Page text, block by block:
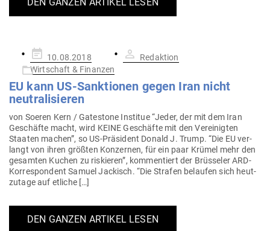
Gepostet
am
10.08.2018
Redaktion
Wirtschaft & Finanzen
EU kann US-Sank­tionen gegen Iran nicht
neutralisieren
von Soeren Kern / Gatestone Institue “Jeder, der mit dem Iran
Geschäfte macht, wird KEINE Geschäfte mit den Ver­ei­nigten
Staaten machen”, so US-Prä­­sident Donald J. Trump. “Die EU ver­
langt von ihren größten Kon­zernen, für ein paar Krümel mehr den
gesamten Kuchen zu ris­kieren”, kom­men­tiert der Brüs­seler ARD-
Kor­­re­spondent Samuel Jackisch. “Die Strafen belaufen sich heut­
zutage auf etliche […]
DEN GANZEN ARTIKEL LESEN